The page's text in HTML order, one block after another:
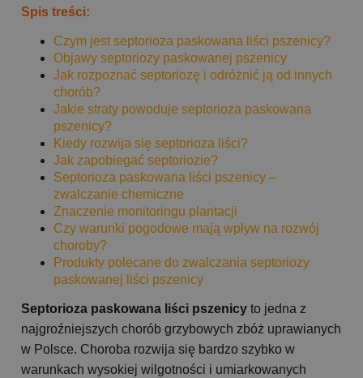
Spis treści:
Czym jest septorioza paskowana liści pszenicy?
Objawy septoriozy paskowanej pszenicy
Jak rozpoznać septoriozę i odróżnić ją od innych
chorób?
Jakie straty powoduje septorioza paskowana
pszenicy?
Kiedy rozwija się septorioza liści?
Jak zapobiegać septoriozie?
Septorioza paskowana liści pszenicy –
zwalczanie chemiczne
Znaczenie monitoringu plantacji
Czy warunki pogodowe mają wpływ na rozwój
choroby?
Produkty polecane do zwalczania septoriozy
paskowanej liści pszenicy
Septorioza paskowana liści pszenicy to jedna z
najgroźniejszych chorób grzybowych zbóż uprawianych
w Polsce. Choroba rozwija się bardzo szybko w
warunkach wysokiej wilgotności i umiarkowanych